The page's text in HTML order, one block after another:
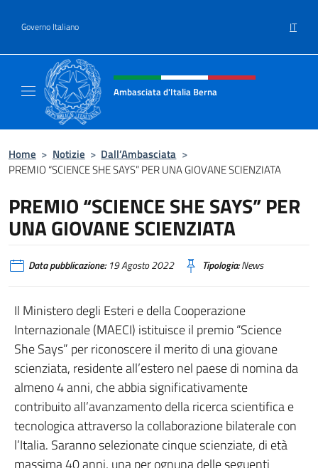
Governo Italiano IT
Intestazione sito, social e menù
Ambasciata d'Italia Berna
Home > Notizie > Dall’Ambasciata >
PREMIO “SCIENCE SHE SAYS” PER UNA GIOVANE SCIENZIATA
PREMIO “SCIENCE SHE SAYS” PER
UNA GIOVANE SCIENZIATA
Data pubblicazione:19 Agosto 2022 Tipologia:News
Il Ministero degli Esteri e della Cooperazione
Internazionale (MAECI) istituisce il premio “Science
She Says” per riconoscere il merito di una giovane
scienziata, residente all’estero nel paese di nomina da
almeno 4 anni, che abbia significativamente
contribuito all’avanzamento della ricerca scientifica e
tecnologica attraverso la collaborazione bilaterale con
l’Italia. Saranno selezionate cinque scienziate, di età
massima 40 anni, una per ognuna delle seguenti